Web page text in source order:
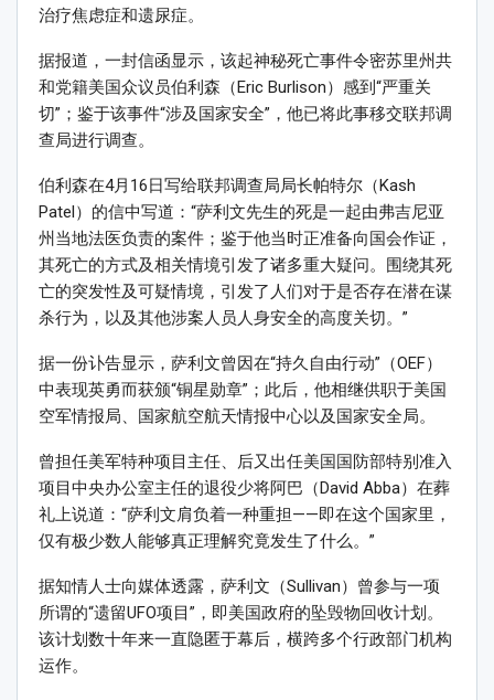
治疗焦虑症和遗尿症。
据报道，一封信函显示，该起神秘死亡事件令密苏里州共
和党籍美国众议员伯利森（Eric Burlison）感到“严重关
切”；鉴于该事件“涉及国家安全”，他已将此事移交联邦调
查局进行调查。
伯利森在4月16日写给联邦调查局局长帕特尔（Kash
Patel）的信中写道：“萨利文先生的死是一起由弗吉尼亚
州当地法医负责的案件；鉴于他当时正准备向国会作证，
其死亡的方式及相关情境引发了诸多重大疑问。围绕其死
亡的突发性及可疑情境，引发了人们对于是否存在潜在谋
杀行为，以及其他涉案人员人身安全的高度关切。”
据一份讣告显示，萨利文曾因在“持久自由行动”（OEF）
中表现英勇而获颁“铜星勋章”；此后，他相继供职于美国
空军情报局、国家航空航天情报中心以及国家安全局。
曾担任美军特种项目主任、后又出任美国国防部特别准入
项目中央办公室主任的退役少将阿巴（David Abba）在葬
礼上说道：“萨利文肩负着一种重担——即在这个国家里，
仅有极少数人能够真正理解究竟发生了什么。”
据知情人士向媒体透露，萨利文（Sullivan）曾参与一项
所谓的“遗留UFO项目”，即美国政府的坠毁物回收计划。
该计划数十年来一直隐匿于幕后，横跨多个行政部门机构
运作。